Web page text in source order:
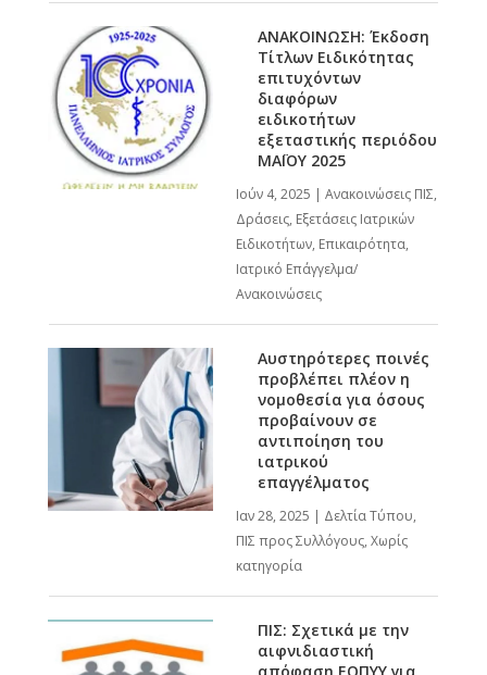
ΑΝΑΚΟΙΝΩΣΗ: Έκδοση
Τίτλων Ειδικότητας
επιτυχόντων
διαφόρων
ειδικοτήτων
εξεταστικής περιόδου
ΜΑΪΟΥ 2025
Ιούν 4, 2025 | Ανακοινώσεις ΠΙΣ,
Δράσεις, Εξετάσεις Ιατρικών
Ειδικοτήτων, Επικαιρότητα,
Ιατρικό Επάγγελμα/
Ανακοινώσεις
Αυστηρότερες ποινές
προβλέπει πλέον η
νομοθεσία για όσους
προβαίνουν σε
αντιποίηση του
ιατρικού
επαγγέλματος
Ιαν 28, 2025 | Δελτία Τύπου,
ΠΙΣ προς Συλλόγους, Χωρίς
κατηγορία
ΠΙΣ: Σχετικά με την
αιφνιδιαστική